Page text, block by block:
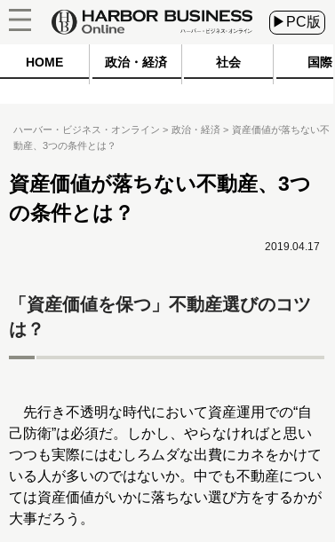
▶PC版
HOME 政治・経済 社会 国際
ハーバー・ビジネス・オンライン 政治・経済
資産価値が落ちない不
動産、3つの条件とは？
資産価値が落ちない不動産、3つ
の条件とは？
2019.04.17
「資産価値を保つ」不動産選びのコツ
は？
先行き不透明な時代において資産運用での“自
己防衛”は必須だ。しかし、やらなければと思い
つつも実際にはむしろムダな出費にカネをかけて
いる人が多いのではないか。中でも不動産につい
ては資産価値がいかに落ちない選び方をするかが
大事だろう。